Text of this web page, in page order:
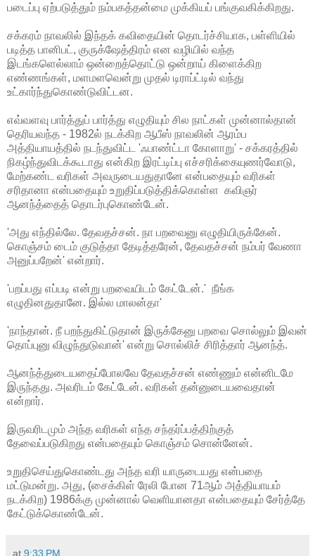
படைப்பு ஏற்படுத்தும் நம்பகத்தன்மை முக்கியப் பங்குவகிக்கிறது.
சக்கரம் நாவலில் இந்தக் கவிதையின் தொடர்ச்சியாக, பள்ளியில்
படித்த பானிபட், குருக்ஷேத்திரம் என வழியில் வந்த
இடங்களெல்லாம் ஒன்றைத்தொட்டு ஒன்றாய் கிளைக்கிற
எண்ணங்கள், மளமளவென்று முதல் டிராப்ட்டில் வந்து
உட்கார்ந்துகொண்டுவிட்டன.
எவ்வளவு பார்த்துப் பார்த்து எழுதியும் சில நாட்கள் முன்னால்தான்
தெரியவந்த - 1982ல் நடக்கிற ஆபீஸ் நாவலின் ஆரம்ப
அத்தியாயத்தில் நடந்துவிட்ட 'ஃபாண்ட்டா கோளாறு' - சக்கரத்தில்
நிகழ்ந்துவிடக்கூடாது என்கிற இரட்டிப்பு எச்சரிக்கையுணர்வோடு,
மேற்கண்ட வரிகள் அவருடையதுதானே என்பதையும் வரிகள்
சரிதானா என்பதையும் உறுதிப்படுத்திக்கொள்ள  கவிஞர்
ஆனந்த்தைத் தொடர்புகொண்டேன்.
'அது எந்தில்லே. தேவதச்சன். நா பறவைனு எழுதியிருக்கேன்.
கொஞ்சம் டைம் குடுத்தா தேடித்தரேன், தேவதச்சன் நம்பர் வேணா
அனுப்பறேன்' என்றார்.
'பறப்பது எப்படி என்று பறவையிடம் கேட்டேன்.'  நீங்க
எழுதினதுதானே. இல்ல மாலன்தா'
'நாந்தான். நீ பறந்துகிட்டுதான் இருக்கேனு பறவை சொல்லும் இவன்
தொப்புனு விழுந்துடுவான்' என்று சொல்லிச் சிரித்தார் ஆனந்த்.
ஆனந்த்துடையதைப்போலவே தேவதச்சன் எண்ணும் என்னிடமே
இருந்தது. அவரிடம் கேட்டேன். வரிகள் தன்னுடையவைதான்
என்றார்.
இருவரிடமும் அந்த வரிகள் எந்த சந்தர்ப்பத்திற்குத்
தேவைப்படுகிறது என்பதையும் கொஞ்சம் சொன்னேன்.
உறுதிசெய்துகொண்டது அந்த வரி யாருடையது என்பதை
மட்டுமன்று. அது, (சைக்கிள் ரேலி போன 71ஆம் அத்தியாயம்
நடக்கிற) 1986க்கு முன்னால் வெளியானதா என்பதையும் சேர்த்தே
கேட்டுக்கொண்டேன்.
at 9:33 PM